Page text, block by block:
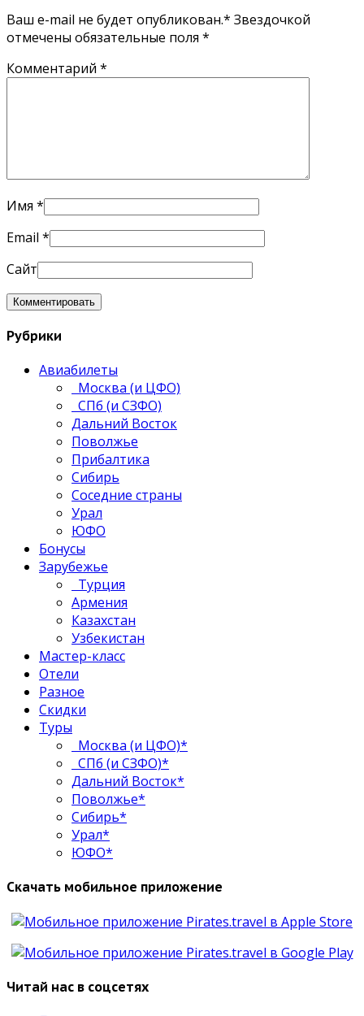
Ваш e-mail не будет опубликован.* Звездочкой
отмечены обязательные поля *
Комментарий *
Имя *
Email *
Сайт
Рубрики
Авиабилеты
Москва (и ЦФО)
СПб (и СЗФО)
Дальний Восток
Поволжье
Прибалтика
Сибирь
Соседние страны
Урал
ЮФО
Бонусы
Зарубежье
Турция
Армения
Казахстан
Узбекистан
Мастер-класс
Отели
Разное
Скидки
Туры
Москва (и ЦФО)*
СПб (и СЗФО)*
Дальний Восток*
Поволжье*
Сибирь*
Урал*
ЮФО*
Скачать мобильное приложение
Читай нас в соцсетях